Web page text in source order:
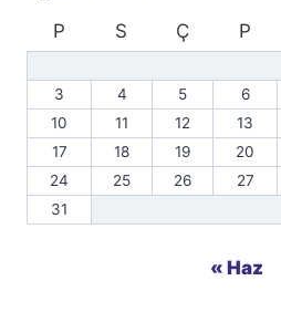
P
S Ç P
3
4 5 6
10
11 12 13
17
18 19 20
24
25 26 27
31
« Haz